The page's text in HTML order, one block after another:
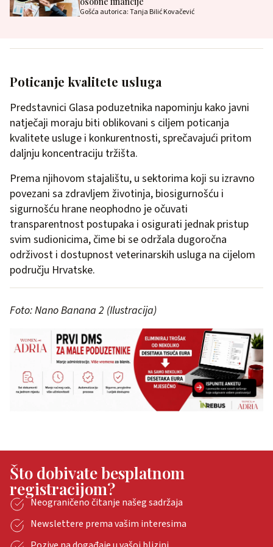
Gošća autorica: Tanja Bilić Kovačević
Poticanje kvalitete usluga
Predstavnici Glasa poduzetnika napominju kako javni
natječaji moraju biti oblikovani s ciljem poticanja
kvalitete usluge i konkurentnosti, sprečavajući pritom
daljnju koncentraciju tržišta.
Prema njihovom stajalištu, u sektorima koji su izravno
povezani sa zdravljem životinja, biosigurnošću i
sigurnošću hrane neophodno je očuvati
transparentnost postupaka i osigurati jednak pristup
svim sudionicima, čime bi se održala dugoročna
održivost i dostupnost veterinarskih usluga na cijelom
području Hrvatske.
Foto: Nano Banana 2 (Ilustracija)
Što dobivate besplatnom
registracijom?
Neograničeno čitanje našeg sadržaja
Newslettere prema vašim interesima